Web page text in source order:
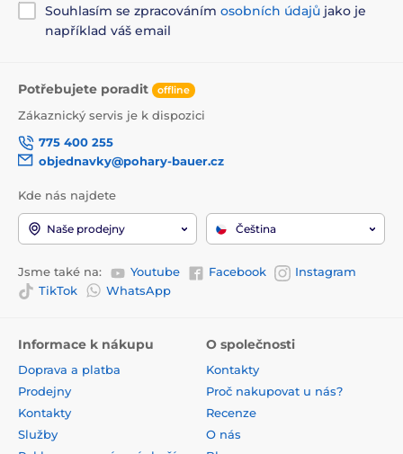
Souhlasím se zpracováním osobních údajů jako je
například váš email
Potřebujete poradit offline
Zákaznický servis je k dispozici
775 400 255
objednavky@pohary-bauer.cz
Kde nás najdete
Naše prodejny Čeština
Jsme také na: Youtube Facebook
Instagram
TikTok
WhatsApp
Informace k nákupu
Doprava a platba
Prodejny
Kontakty
Služby
O společnosti
Kontakty
Proč nakupovat u nás?
Recenze
O nás